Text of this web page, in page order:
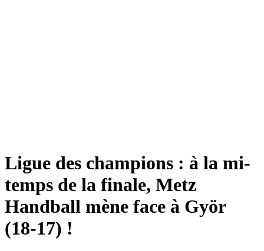
Ligue des champions : à la mi-
temps de la finale, Metz
Handball mène face à Györ
(18-17) !